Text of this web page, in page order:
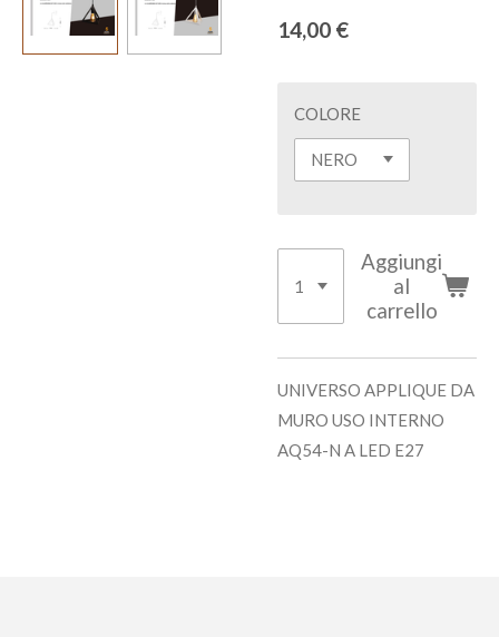
14,00 €
COLORE
Aggiungi
al
carrello
UNIVERSO APPLIQUE DA
MURO USO INTERNO
AQ54-N A LED E27